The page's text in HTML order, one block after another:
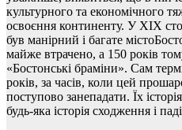
культурного та економічного
освоєння континенту. У XIX
був манірний і багате
майже втрачено, а 150 років
«Бостонські браміни». Сам
років, за часів, коли цей
поступово занепадати. Їх
будь-яка історія сходження і